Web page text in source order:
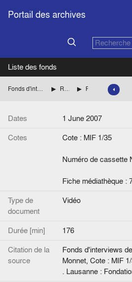
Portail des archives
Liste des fonds
Fonds d'interviews de la Fondation Jean Monnet Relations Suisse-Europe
Dates
1 June 2007
Cotes
Cote : MIF 1/35
Numéro de cassette
Fiche médiathèque :
Type de
document
Vidéo
Durée [min]
176
Citation de la
source
Fonds d'interviews
Monnet, Cote : MIF
. Lausanne :